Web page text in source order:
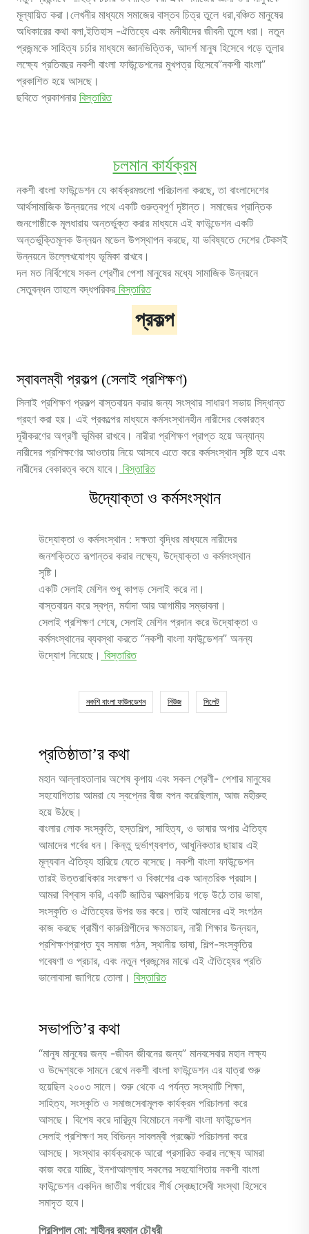
মূল্যায়িত করা।লেখনীর মাধ্যমে সমাজের বাস্তব চিত্র তুলে ধরা,বঞ্চিত মানুষের
অধিকারের কথা বলা,ইতিহাস -ঐতিহ্যে এবং মনীষীদের জীবনী তুলে ধরা। নতুন
প্রজন্মকে সাহিত্য চর্চার মাধ্যমে জ্ঞানভিত্তিক, আদর্শ মানুষ হিসেবে গড়ে তুলার
লক্ষ্যে প্রতিবছর নকশী বাংলা ফাউন্ডেশনের মুখপত্র হিসেবে”নকশী বাংলা”
প্রকাশিত হয়ে আসছে।
ছবিতে প্রকাশনার বিস্তারিত
চলমান কার্যক্রম
নকশী বাংলা ফাউন্ডেশন যে কার্যক্রমগুলো পরিচালনা করছে, তা বাংলাদেশের
আর্থসামাজিক উন্নয়নের পথে একটি গুরুত্বপূর্ণ দৃষ্টান্ত। সমাজের প্রান্তিক
জনগোষ্ঠীকে মূলধারায় অন্তর্ভুক্ত করার মাধ্যমে এই ফাউন্ডেশন একটি
অন্তর্ভুক্তিমূলক উন্নয়ন মডেল উপস্থাপন করছে, যা ভবিষ্যতে দেশের টেকসই
উন্নয়নে উল্লেখযোগ্য ভূমিকা রাখবে।
দল মত নির্বিশেষে সকল শ্রেণীর পেশা মানুষের মধ্যে সামাজিক উন্নয়নে
সেতুবন্ধন তাহলে বদ্ধপরিকর বিস্তারিত
প্রকল্প
স্বাবলম্বী প্রকল্প (সেলাই প্রশিক্ষণ)
সিলাই প্রশিক্ষণ প্রকল্প বাস্তবায়ন করার জন্য সংস্থার সাধারণ সভায় সিদ্ধান্ত
গ্রহণ করা হয়। এই প্রকল্পের মাধ্যমে কর্মসংস্থানহীন নারীদের বেকারত্ব
দূরীকরণের অগ্রণী ভূমিকা রাখবে। নারীরা প্রশিক্ষণ প্রাপ্ত হয়ে অন্যান্য
নারীদের প্রশিক্ষণের আওতায় নিয়ে আসবে এতে করে কর্মসংস্থান সৃষ্টি হবে এবং
নারীদের বেকারত্ব কমে যাবে। বিস্তারিত
উদ্যোক্তা ও কর্মসংস্থান
উদ্যোক্তা ও কর্মসংস্থান : দক্ষতা বৃদ্ধির মাধ্যমে নারীদের
জনশক্তিতে রূপান্তর করার লক্ষ্যে, উদ্যোক্তা ও কর্মসংস্থান
সৃষ্টি।
একটি সেলাই মেশিন শুধু কাপড় সেলাই করে না।
বাস্তবায়ন করে স্বপ্ন, মর্যাদা আর আগামীর সম্ভাবনা।
সেলাই প্রশিক্ষণ শেষে, সেলাই মেশিন প্রদান করে উদ্যোক্তা ও
কর্মসংস্থানের ব্যবস্থা করতে “নকশী বাংলা ফাউন্ডেশন” অনন্য
উদ্যোগ নিয়েছে। বিস্তারিত
নকশি বাংলা ফাউনডেশন নিউজ সিলেট
প্রতিষ্ঠাতা’র কথা
মহান আল্লাহতালার অশেষ কৃপায় এবং সকল শ্রেণী- পেশার মানুষের
সহযোগিতায় আমরা যে স্বপ্নের বীজ বপন করেছিলাম, আজ মহীরুহ
হয়ে উঠছে।
বাংলার লোক সংস্কৃতি, হস্তশিল্প, সাহিত্য, ও ভাষার অপার ঐতিহ্য
আমাদের গর্বের ধন। কিন্তু দুর্ভাগ্যবশত, আধুনিকতার ছায়ায় এই
মূল্যবান ঐতিহ্য হারিয়ে যেতে বসেছে। নকশী বাংলা ফাউন্ডেশন
তারই উত্তরাধিকার সংরক্ষণ ও বিকাশের এক আন্তরিক প্রয়াস।
আমরা বিশ্বাস করি, একটি জাতির আত্মপরিচয় গড়ে উঠে তার ভাষা,
সংস্কৃতি ও ঐতিহ্যের উপর ভর করে। তাই আমাদের এই সংগঠন
কাজ করছে গ্রামীণ কারুশিল্পীদের ক্ষমতায়ন, নারী শিক্ষার উন্নয়ন,
প্রশিক্ষণপ্রাপ্ত যুব সমাজ গঠন, স্থানীয় ভাষা, শিল্প-সংস্কৃতির
গবেষণা ও প্রচার, এবং নতুন প্রজন্মের মাঝে এই ঐতিহ্যের প্রতি
ভালোবাসা জাগিয়ে তোলা। বিস্তারিত
সভাপতি’র কথা
“মানুষ মানুষের জন্য -জীবন জীবনের জন্য” মানবসেবার মহান লক্ষ্য
ও উদ্দেশ্যকে সামনে রেখে নকশী বাংলা ফাউন্ডেশন এর যাত্রা শুরু
হয়েছিল ২০০৩ সালে। শুরু থেকে এ পর্যন্ত সংস্থাটি শিক্ষা,
সাহিত্য, সংস্কৃতি ও সমাজসেবামূলক কার্যক্রম পরিচালনা করে
আসছে। বিশেষ করে দারিদ্র্য বিমোচনে নকশী বাংলা ফাউন্ডেশন
সেলাই প্রশিক্ষণ সহ বিভিন্ন সাবলম্বী প্রজেক্ট পরিচালনা করে
আসছে। সংস্থার কার্যক্রমকে আরো প্রসারিত করার লক্ষ্যে আমরা
কাজ করে যাচ্ছি, ইনশাআল্লাহ সকলের সহযোগিতায় নকশী বাংলা
ফাউন্ডেশন একদিন জাতীয় পর্যায়ের শীর্ষ স্বেচ্ছাসেবী সংস্থা হিসেবে
সমাদৃত হবে।
প্রিন্সিপাল মো: শাহীনুর রহমান চৌধুরী